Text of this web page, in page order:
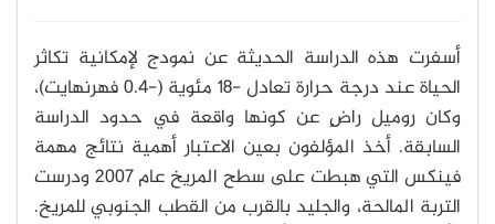
أسفرت هذه الدراسة الحديثة عن نمودج لإمكانية تكاثر
الحياة عند درجة حرارة تعادل -18 مئوية (-0.4 فهرنهايت)،
وكان روميل راضٍ عن كونها واقعة في حدود الدراسة
السابقة. أخذ المؤلفون بعين الاعتبار أهمية نتائج مهمة
فينكس التي هبطت على سطح المريخ عام 2007 ودرست
التربة المالحة، والجليد بالقرب من القطب الجنوبي للمريخ.